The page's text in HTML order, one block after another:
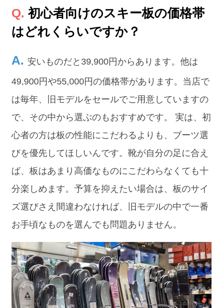
初心者向けのスキー板の価格帯
はどれくらいですか？
安いものだと39,900円からあります。他は
49,900円や55,000円の価格帯があります。当店で
は毎年、旧モデルをセールでご用意していますの
で、その中から選ぶのもおすすめです。 実は、初
心者の方は板の性能にこだわるよりも、ブーツ選
びを優先してほしいんです。靴が自分の足に合え
ば、板はあまり高価なものにこだわらなくても十
分楽しめます。予算を抑えたい場合は、板のサイ
ズ選びさえ間違わなければ、旧モデルの中で一番
お手頃なものを選んでも問題ありません。